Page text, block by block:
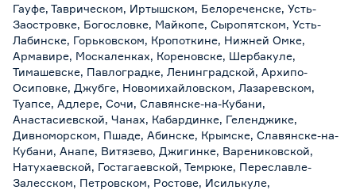
Гауфе, Таврическом, Иртышском, Белореченске, Усть-
Заостровке, Богословке, Майкопе, Сыропятском, Усть-
Лабинске, Горьковском, Кропоткине, Нижней Омке,
Армавире, Москаленках, Кореновске, Шербакуле,
Тимашевске, Павлоградке, Ленинградской, Архипо-
Осиповке, Джубге, Новомихайловском, Лазаревском,
Туапсе, Адлере, Сочи, Славянске-на-Кубани,
Анастасиевской, Чанах, Кабардинке, Геленджике,
Дивноморском, Пшаде, Абинске, Крымске, Славянске-на-
Кубани, Анапе, Витязево, Джигинке, Варениковской,
Натухаевской, Гостагаевской, Темрюке, Переславле-
Залесском, Петровском, Ростове, Исилькуле,